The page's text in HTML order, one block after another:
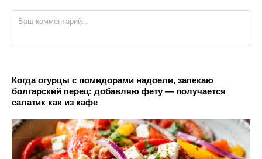
Когда огурцы с помидорами надоели, запекаю
болгарский перец: добавляю фету — получается
салатик как из кафе